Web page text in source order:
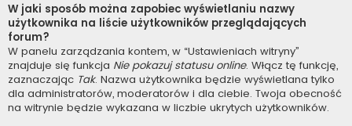
W jaki sposób można zapobiec wyświetlaniu nazwy
użytkownika na liście użytkowników przeglądających
forum?
W panelu zarządzania kontem, w “Ustawieniach witryny”
znajduje się funkcja Nie pokazuj statusu online. Włącz tę funkcję,
zaznaczając Tak. Nazwa użytkownika będzie wyświetlana tylko
dla administratorów, moderatorów i dla ciebie. Twoja obecność
na witrynie będzie wykazana w liczbie ukrytych użytkowników.